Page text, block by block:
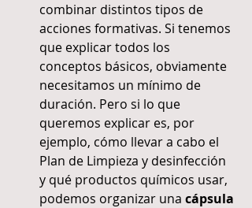
combinar distintos tipos de
acciones formativas. Si tenemos
que explicar todos los
conceptos básicos, obviamente
necesitamos un mínimo de
duración. Pero si lo que
queremos explicar es, por
ejemplo, cómo llevar a cabo el
Plan de Limpieza y desinfección
y qué productos químicos usar,
podemos organizar una cápsula